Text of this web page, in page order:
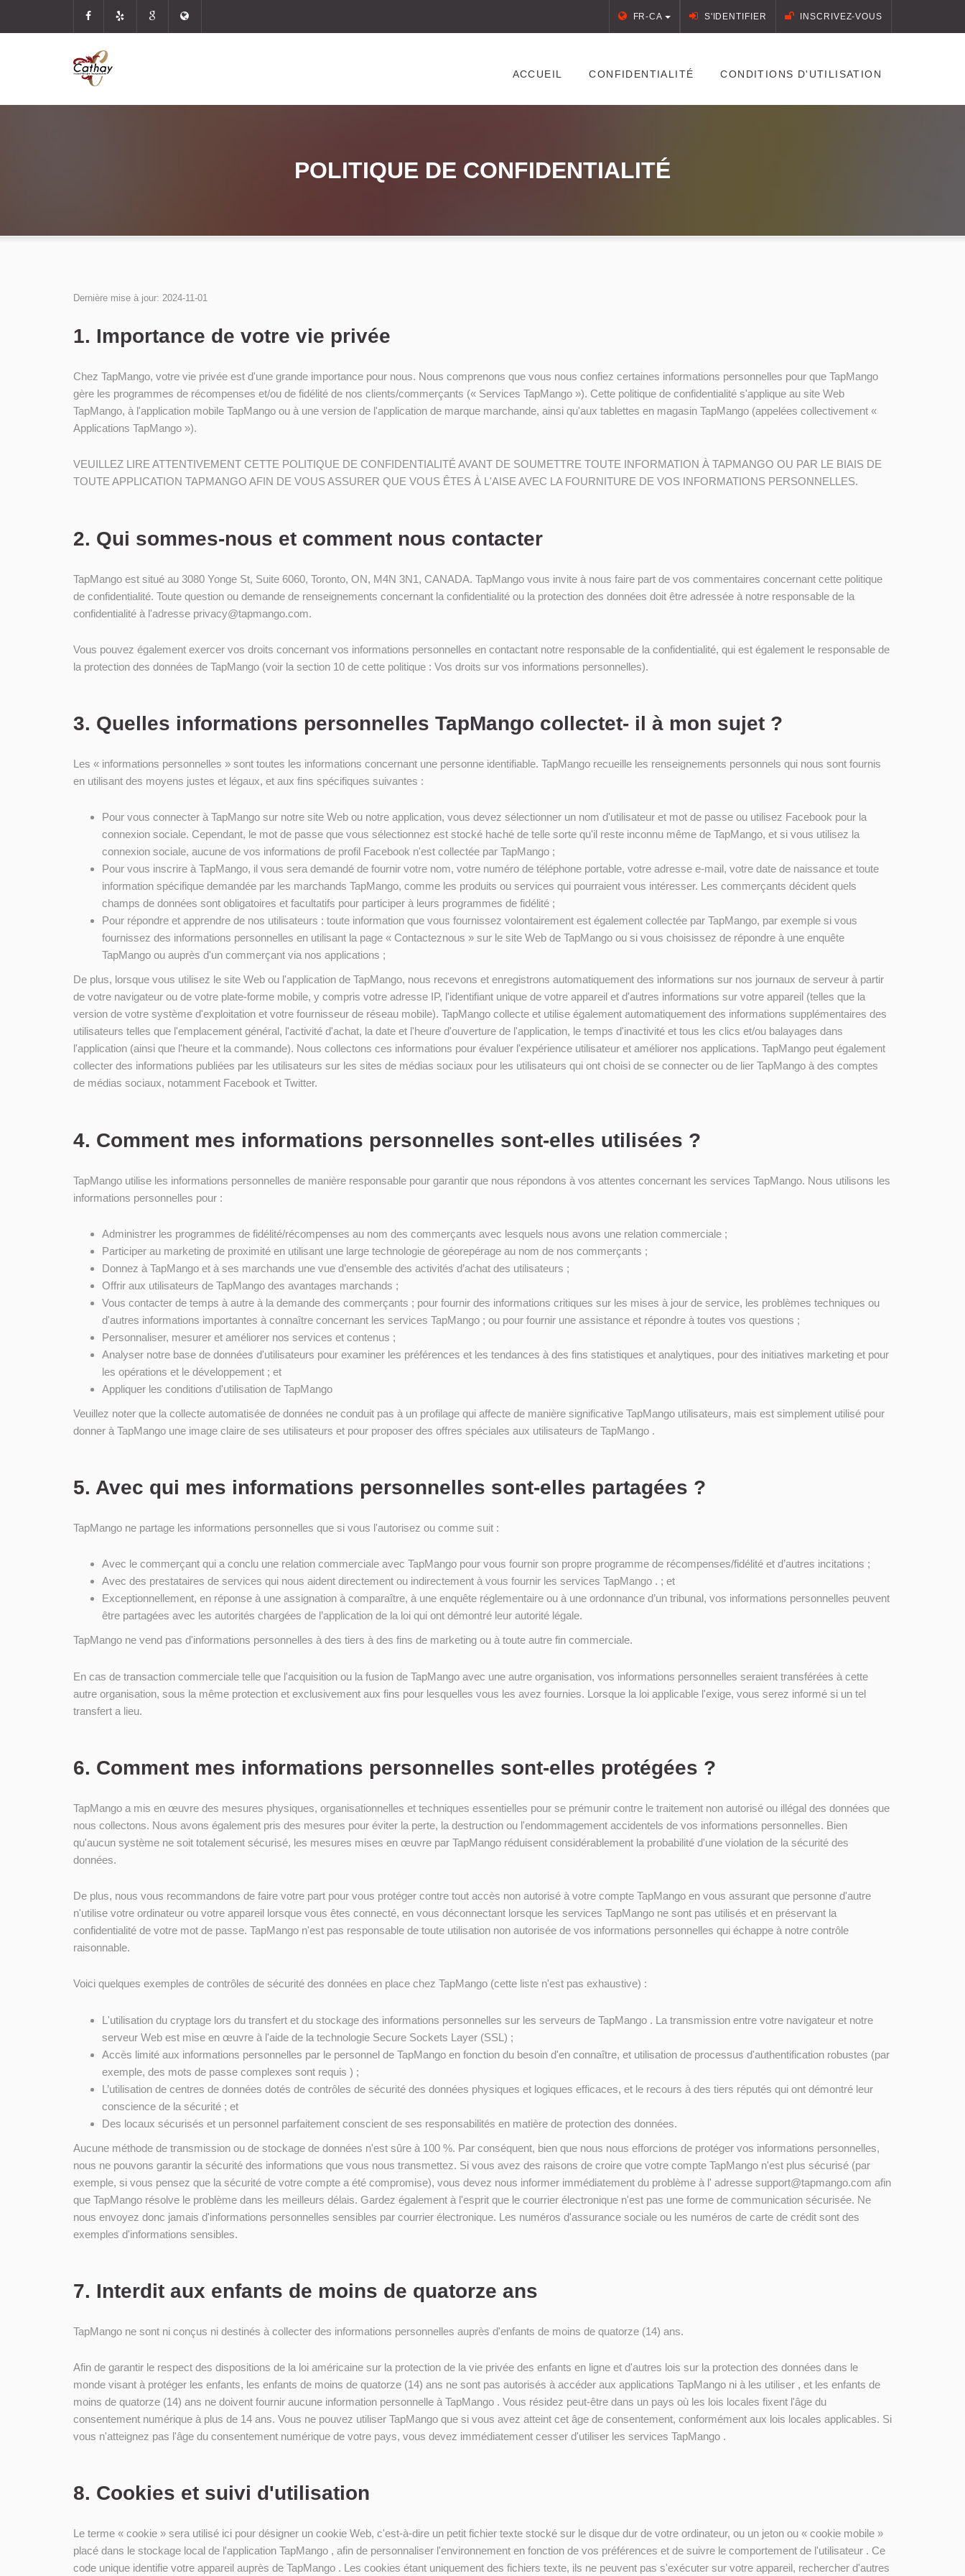
FR-CA S'IDENTIFIER INSCRIVEZ-VOUS
ACCUEIL CONFIDENTIALITÉ CONDITIONS D'UTILISATION
POLITIQUE DE CONFIDENTIALITÉ
Dernière mise à jour: 2024-11-01
1. Importance de votre vie privée
Chez TapMango, votre vie privée est d'une grande importance pour nous. Nous comprenons que vous nous confiez certaines informations personnelles pour que TapMango
gère les programmes de récompenses et/ou de fidélité de nos clients/commerçants (« Services TapMango »). Cette politique de confidentialité s'applique au site Web
TapMango, à l'application mobile TapMango ou à une version de l'application de marque marchande, ainsi qu'aux tablettes en magasin TapMango (appelées collectivement «
Applications TapMango »).
VEUILLEZ LIRE ATTENTIVEMENT CETTE POLITIQUE DE CONFIDENTIALITÉ AVANT DE SOUMETTRE TOUTE INFORMATION À TAPMANGO OU PAR LE BIAIS DE
TOUTE APPLICATION TAPMANGO AFIN DE VOUS ASSURER QUE VOUS ÊTES À L'AISE AVEC LA FOURNITURE DE VOS INFORMATIONS PERSONNELLES.
2. Qui sommes-nous et comment nous contacter
TapMango est situé au 3080 Yonge St, Suite 6060, Toronto, ON, M4N 3N1, CANADA. TapMango vous invite à nous faire part de vos commentaires concernant cette politique
de confidentialité. Toute question ou demande de renseignements concernant la confidentialité ou la protection des données doit être adressée à notre responsable de la
confidentialité à l'adresse privacy@tapmango.com.
Vous pouvez également exercer vos droits concernant vos informations personnelles en contactant notre responsable de la confidentialité, qui est également le responsable de
la protection des données de TapMango (voir la section 10 de cette politique : Vos droits sur vos informations personnelles).
3. Quelles informations personnelles TapMango collectet- il à mon sujet ?
Les « informations personnelles » sont toutes les informations concernant une personne identifiable. TapMango recueille les renseignements personnels qui nous sont fournis
en utilisant des moyens justes et légaux, et aux fins spécifiques suivantes :
Pour vous connecter à TapMango sur notre site Web ou notre application, vous devez sélectionner un nom d'utilisateur et mot de passe ou utilisez Facebook pour la
connexion sociale. Cependant, le mot de passe que vous sélectionnez est stocké haché de telle sorte qu'il reste inconnu même de TapMango, et si vous utilisez la
connexion sociale, aucune de vos informations de profil Facebook n'est collectée par TapMango ;
Pour vous inscrire à TapMango, il vous sera demandé de fournir votre nom, votre numéro de téléphone portable, votre adresse e-mail, votre date de naissance et toute
information spécifique demandée par les marchands TapMango, comme les produits ou services qui pourraient vous intéresser. Les commerçants décident quels
champs de données sont obligatoires et facultatifs pour participer à leurs programmes de fidélité ;
Pour répondre et apprendre de nos utilisateurs : toute information que vous fournissez volontairement est également collectée par TapMango, par exemple si vous
fournissez des informations personnelles en utilisant la page « Contacteznous » sur le site Web de TapMango ou si vous choisissez de répondre à une enquête
TapMango ou auprès d'un commerçant via nos applications ;
De plus, lorsque vous utilisez le site Web ou l'application de TapMango, nous recevons et enregistrons automatiquement des informations sur nos journaux de serveur à partir
de votre navigateur ou de votre plate-forme mobile, y compris votre adresse IP, l'identifiant unique de votre appareil et d'autres informations sur votre appareil (telles que la
version de votre système d'exploitation et votre fournisseur de réseau mobile). TapMango collecte et utilise également automatiquement des informations supplémentaires des
utilisateurs telles que l'emplacement général, l'activité d'achat, la date et l'heure d'ouverture de l'application, le temps d'inactivité et tous les clics et/ou balayages dans
l'application (ainsi que l'heure et la commande). Nous collectons ces informations pour évaluer l'expérience utilisateur et améliorer nos applications. TapMango peut également
collecter des informations publiées par les utilisateurs sur les sites de médias sociaux pour les utilisateurs qui ont choisi de se connecter ou de lier TapMango à des comptes
de médias sociaux, notamment Facebook et Twitter.
4. Comment mes informations personnelles sont-elles utilisées ?
TapMango utilise les informations personnelles de manière responsable pour garantir que nous répondons à vos attentes concernant les services TapMango. Nous utilisons les
informations personnelles pour :
Administrer les programmes de fidélité/récompenses au nom des commerçants avec lesquels nous avons une relation commerciale ;
Participer au marketing de proximité en utilisant une large technologie de géorepérage au nom de nos commerçants ;
Donnez à TapMango et à ses marchands une vue d’ensemble des activités d’achat des utilisateurs ;
Offrir aux utilisateurs de TapMango des avantages marchands ;
Vous contacter de temps à autre à la demande des commerçants ; pour fournir des informations critiques sur les mises à jour de service, les problèmes techniques ou
d'autres informations importantes à connaître concernant les services TapMango ; ou pour fournir une assistance et répondre à toutes vos questions ;
Personnaliser, mesurer et améliorer nos services et contenus ;
Analyser notre base de données d'utilisateurs pour examiner les préférences et les tendances à des fins statistiques et analytiques, pour des initiatives marketing et pour
les opérations et le développement ; et
Appliquer les conditions d'utilisation de TapMango
Veuillez noter que la collecte automatisée de données ne conduit pas à un profilage qui affecte de manière significative TapMango utilisateurs, mais est simplement utilisé pour
donner à TapMango une image claire de ses utilisateurs et pour proposer des offres spéciales aux utilisateurs de TapMango .
5. Avec qui mes informations personnelles sont-elles partagées ?
TapMango ne partage les informations personnelles que si vous l'autorisez ou comme suit :
Avec le commerçant qui a conclu une relation commerciale avec TapMango pour vous fournir son propre programme de récompenses/fidélité et d’autres incitations ;
Avec des prestataires de services qui nous aident directement ou indirectement à vous fournir les services TapMango . ; et
Exceptionnellement, en réponse à une assignation à comparaître, à une enquête réglementaire ou à une ordonnance d’un tribunal, vos informations personnelles peuvent
être partagées avec les autorités chargées de l’application de la loi qui ont démontré leur autorité légale.
TapMango ne vend pas d'informations personnelles à des tiers à des fins de marketing ou à toute autre fin commerciale.
En cas de transaction commerciale telle que l'acquisition ou la fusion de TapMango avec une autre organisation, vos informations personnelles seraient transférées à cette
autre organisation, sous la même protection et exclusivement aux fins pour lesquelles vous les avez fournies. Lorsque la loi applicable l'exige, vous serez informé si un tel
transfert a lieu.
6. Comment mes informations personnelles sont-elles protégées ?
TapMango a mis en œuvre des mesures physiques, organisationnelles et techniques essentielles pour se prémunir contre le traitement non autorisé ou illégal des données que
nous collectons. Nous avons également pris des mesures pour éviter la perte, la destruction ou l'endommagement accidentels de vos informations personnelles. Bien
qu'aucun système ne soit totalement sécurisé, les mesures mises en œuvre par TapMango réduisent considérablement la probabilité d'une violation de la sécurité des
données.
De plus, nous vous recommandons de faire votre part pour vous protéger contre tout accès non autorisé à votre compte TapMango en vous assurant que personne d'autre
n'utilise votre ordinateur ou votre appareil lorsque vous êtes connecté, en vous déconnectant lorsque les services TapMango ne sont pas utilisés et en préservant la
confidentialité de votre mot de passe. TapMango n'est pas responsable de toute utilisation non autorisée de vos informations personnelles qui échappe à notre contrôle
raisonnable.
Voici quelques exemples de contrôles de sécurité des données en place chez TapMango (cette liste n'est pas exhaustive) :
L'utilisation du cryptage lors du transfert et du stockage des informations personnelles sur les serveurs de TapMango . La transmission entre votre navigateur et notre
serveur Web est mise en œuvre à l'aide de la technologie Secure Sockets Layer (SSL) ;
Accès limité aux informations personnelles par le personnel de TapMango en fonction du besoin d'en connaître, et utilisation de processus d'authentification robustes (par
exemple, des mots de passe complexes sont requis ) ;
L’utilisation de centres de données dotés de contrôles de sécurité des données physiques et logiques efficaces, et le recours à des tiers réputés qui ont démontré leur
conscience de la sécurité ; et
Des locaux sécurisés et un personnel parfaitement conscient de ses responsabilités en matière de protection des données.
Aucune méthode de transmission ou de stockage de données n'est sûre à 100 %. Par conséquent, bien que nous nous efforcions de protéger vos informations personnelles,
nous ne pouvons garantir la sécurité des informations que vous nous transmettez. Si vous avez des raisons de croire que votre compte TapMango n'est plus sécurisé (par
exemple, si vous pensez que la sécurité de votre compte a été compromise), vous devez nous informer immédiatement du problème à l' adresse support@tapmango.com afin
que TapMango résolve le problème dans les meilleurs délais. Gardez également à l'esprit que le courrier électronique n'est pas une forme de communication sécurisée. Ne
nous envoyez donc jamais d'informations personnelles sensibles par courrier électronique. Les numéros d'assurance sociale ou les numéros de carte de crédit sont des
exemples d'informations sensibles.
7. Interdit aux enfants de moins de quatorze ans
TapMango ne sont ni conçus ni destinés à collecter des informations personnelles auprès d'enfants de moins de quatorze (14) ans.
Afin de garantir le respect des dispositions de la loi américaine sur la protection de la vie privée des enfants en ligne et d'autres lois sur la protection des données dans le
monde visant à protéger les enfants, les enfants de moins de quatorze (14) ans ne sont pas autorisés à accéder aux applications TapMango ni à les utiliser , et les enfants de
moins de quatorze (14) ans ne doivent fournir aucune information personnelle à TapMango . Vous résidez peut-être dans un pays où les lois locales fixent l'âge du
consentement numérique à plus de 14 ans. Vous ne pouvez utiliser TapMango que si vous avez atteint cet âge de consentement, conformément aux lois locales applicables. Si
vous n'atteignez pas l'âge du consentement numérique de votre pays, vous devez immédiatement cesser d'utiliser les services TapMango .
8. Cookies et suivi d'utilisation
Le terme « cookie » sera utilisé ici pour désigner un cookie Web, c'est-à-dire un petit fichier texte stocké sur le disque dur de votre ordinateur, ou un jeton ou « cookie mobile »
placé dans le stockage local de l'application TapMango , afin de personnaliser l'environnement en fonction de vos préférences et de suivre le comportement de l'utilisateur . Ce
code unique identifie votre appareil auprès de TapMango . Les cookies étant uniquement des fichiers texte, ils ne peuvent pas s'exécuter sur votre appareil, rechercher d'autres